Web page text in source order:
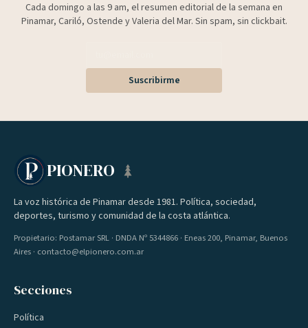
Cada domingo a las 9 am, el resumen editorial de la semana en
Pinamar, Cariló, Ostende y Valeria del Mar. Sin spam, sin clickbait.
Suscribirme
PIONERO
La voz histórica de Pinamar desde 1981. Política, sociedad,
deportes, turismo y comunidad de la costa atlántica.
Propietario: Postamar SRL · DNDA Nº 5344866 · Eneas 200, Pinamar, Buenos
Aires · contacto@elpionero.com.ar
Secciones
Política